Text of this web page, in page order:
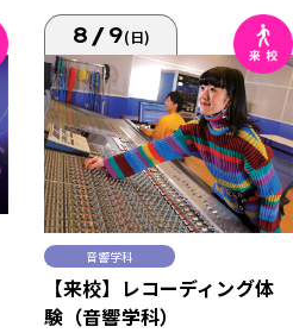
8/9(日)
音響学科
【来校】レコーディング体
験（音響学科）